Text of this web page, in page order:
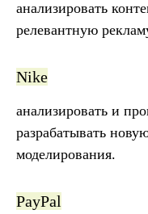
анализировать
релевантную
Nike
анализировать и
разрабатывать
моделирования.
PayPal
Нажимая на кнопку, вы